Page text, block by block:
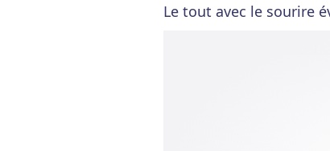
Le tout avec le sourire